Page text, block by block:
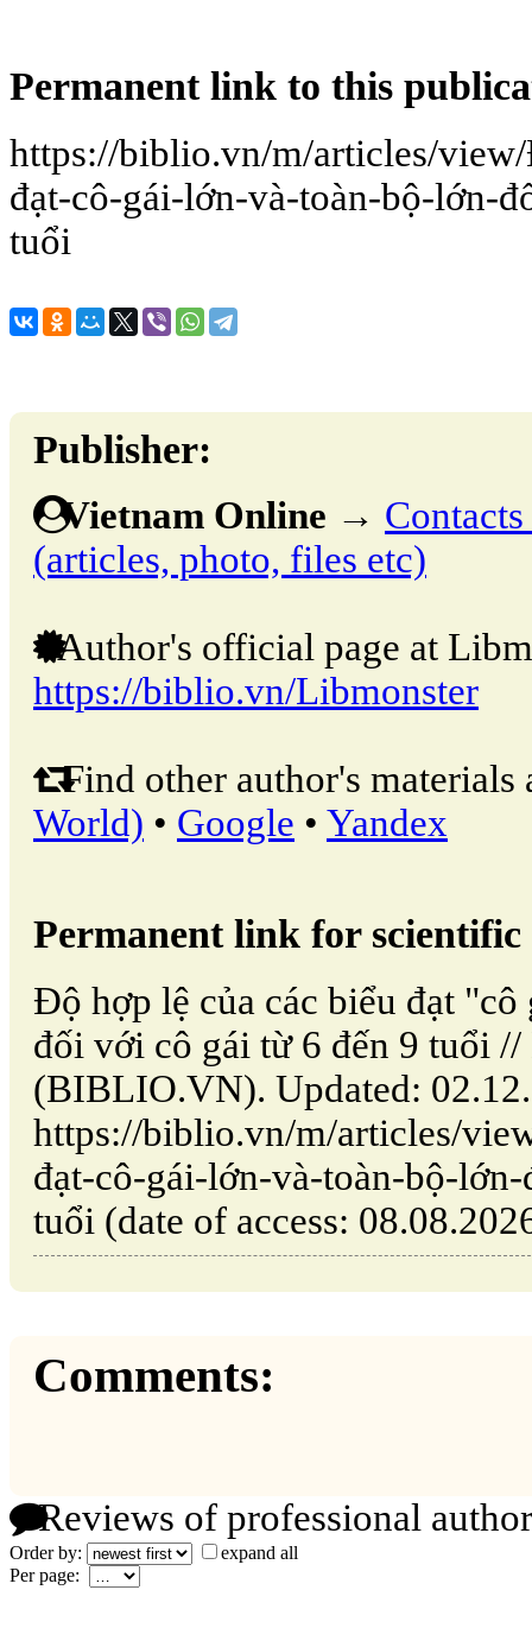
Permanent link to this
https://biblio.vn/m/articles/
đạt-cô-gái-lớn-và-toàn-bộ-lớn-
tuổi
Publisher:
Vietnam Online →
(articles, photo, files etc)
Author's official page at
https://biblio.vn/Libmonster
Find other author's materials
World) • Google • Yandex
Permanent link for
Độ hợp lệ của các biểu đạt
đối với cô gái từ 6 đến 9 tuổi
(BIBLIO.VN). Updated:
https://biblio.vn/m/articles/
đạt-cô-gái-lớn-và-toàn-bộ-
tuổi (date of access:
Comments:
Reviews of professional
Order by:
expand all
Per page: